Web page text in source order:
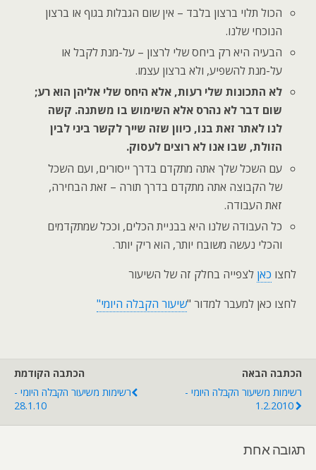
הכול תלוי ברצון בלבד – אין שום הגבלות בגוף או ברצון
הנוכחי שלנו.
הבעיה היא רק ביחס שלי לרצון – על-מנת לקבל או
על-מנת להשפיע, ולא ברצון עצמו.
לא התכונות שלי רעות, אלא היחס שלי אליהן הוא רע;
שום דבר לא נהרס אלא השימוש בו משתנה. קשה
לנו לאתר זאת בנו, כיוון שזה שייך לקשר ביני לבין
הזולת, שבו אנו לא רוצים לעסוק.
עם השכל שלך אתה מתקדם בדרך ייסורים, ועם השכל
של הקבוצה אתה מתקדם בדרך תורה – זאת הבחירה,
זאת העבודה.
כל העבודה שלנו היא בבניית הכלים, וככל שמתקדמים
והכלי נעשה משובח יותר, הוא ריק יותר.
לחצו כאן לצפייה בחלק זה של השיעור
לחצו כאן למעבר למדור "שיעור הקבלה היומי"
הכתבה הקודמת
רשימות משיעור הקבלה היומי -
28.1.10
הכתבה הבאה
רשימות משיעור הקבלה היומי -
1.2.2010
תגובה אחת